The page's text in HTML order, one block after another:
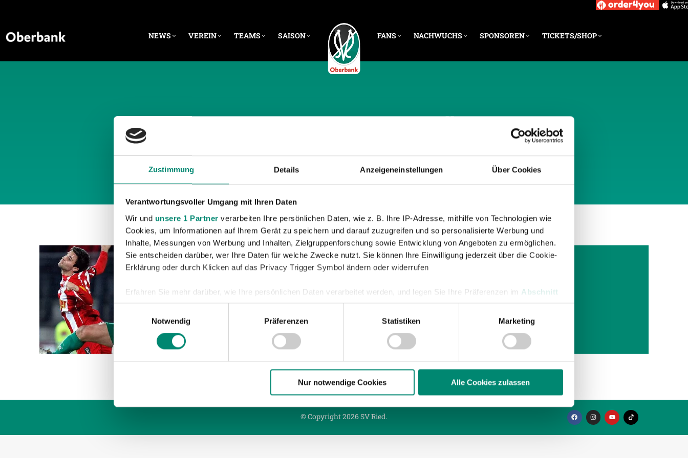
Zustimmung Details Anzeigeneinstellungen Über Cookies
Verantwortungsvoller Umgang mit Ihren Daten
Wir und unsere 1 Partner verarbeiten Ihre persönlichen Daten, wie z. B. Ihre IP-Adresse, mithilfe von Technologien wie
Cookies, um Informationen auf Ihrem Gerät zu speichern und darauf zuzugreifen und so personalisierte Werbung und
Inhalte, Messungen von Werbung und Inhalten, Zielgruppenforschung sowie Entwicklung von Angeboten zu ermöglichen.
Sie entscheiden darüber, wer Ihre Daten für welche Zwecke nutzt. Sie können Ihre Einwilligung jederzeit über die Cookie-
Erklärung oder durch Klicken auf das Privacy Trigger Symbol ändern oder widerrufen
Erfahren Sie mehr darüber, wie Ihre persönlichen Daten verarbeitet werden, und legen Sie Ihre Präferenzen im Abschnitt
Einzelheitenfest.
Wir verwenden Cookies, um Inhalte und Anzeigen zu personalisieren, Funktionen für soziale Medien anbieten zu können
und die Zugriffe auf unsere Website zu analysieren. Außerdem geben wir Informationen zu Ihrer Verwendung unserer
Weitere Details, insbesondere zu Speicherdauer und Empfänger entnehmen Sie unserer
Notwendig
Präferenzen Statistiken Marketing
Nur notwendige Cookies Alle Cookies zulassen
NEWS VEREIN TEAMS SAISON FANS NACHWUCHS SPONSOREN TICKETS/SHOP
19. MÄRZ 2011
19.03.2011| UNKATEGORISIERT
Unsere SV Ried bleibt nach der 1:2-Niederlage in Kapfenberg im Jahr 2011
auswärts weiter ohne Punkt. Alar trifft im Doppelpack, Royer erzielt noch
den Anschlusstreffer.
© Copyright 2026 SV Ried.